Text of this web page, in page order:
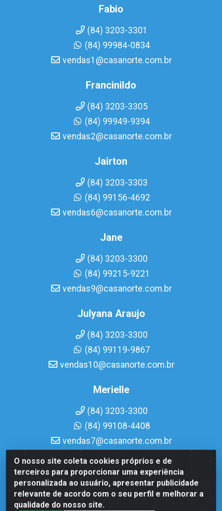
O nosso site coleta cookies próprios e de
terceiros para proporcionar uma experiência
personalizada ao usuário, apresentar publicidade
relevante de acordo com o seu perfil e melhorar a
qualidade do nosso site.
Fabio
(84) 3203-3301
(84) 99984-0834
vendas1@casanorte.com.br
Francinildo
(84) 3203-3305
(84) 99949-9394
vendas2@casanorte.com.br
Jairton
(84) 3203-3303
(84) 99156-4692
vendas6@casanorte.com.br
Jane
(84) 3203-3300
(84) 99215-9221
vendas9@casanorte.com.br
Julyana Araujo
(84) 3203-3300
(84) 99119-9867
vendas10@casanorte.com.br
Merielle
(84) 3203-3300
(84) 99108-4408
vendas7@casanorte.com.br
Casa Norte LTDA - Av. Interventor Mário Câmara, 1815 -
Dix-Sept Rosado, Natal/RN - CEP 59054-600 - CNPJ
08.713.513/0001-51